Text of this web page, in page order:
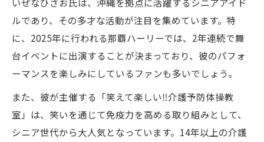
ルであり、その多才な活動が注目を集めています。特
に、2025年に行われる那覇ハーリーでは、2年連続で舞
台イベントに出演することが決まっており、彼のパフォ
ーマンスを楽しみにしているファンも多いでしょう。
また、彼が主催する「笑えて楽しい‼️介護予防体操教
室」は、笑いを通じて免疫力を高める取り組みとして、
シニア世代から大人気となっています。14年以上の介護